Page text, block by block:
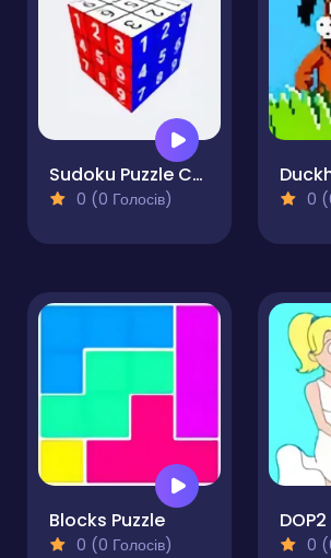
Sudoku Puzzle Cube
0 (0 Голосів) 0
Blocks Puzzle
0 (0 Голосів) 0